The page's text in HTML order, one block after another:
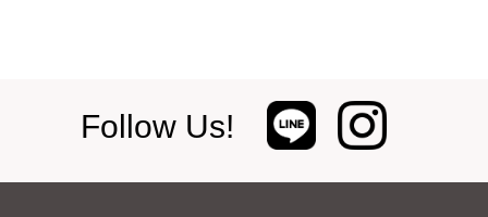
Follow Us!